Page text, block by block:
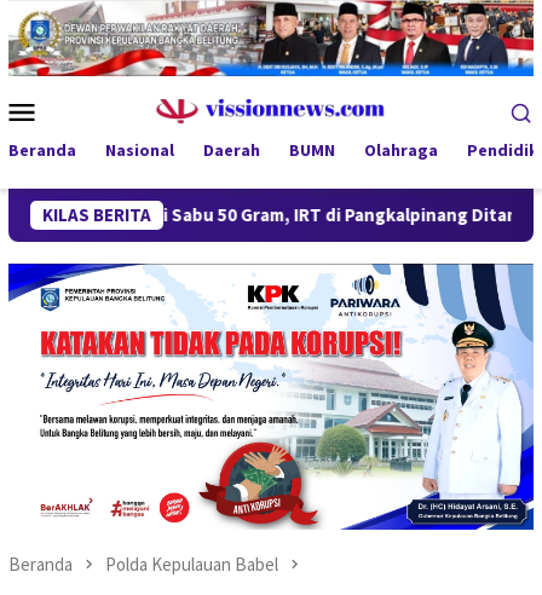
Loncat
ke
konten
Mobile
Beranda Nasional Daerah BUMN Olahraga
KILAS BERITA
Miliki Sabu 50 Gram, IRT di Pangkalpinang Ditangkap
Beranda Polda Kepulauan Babel